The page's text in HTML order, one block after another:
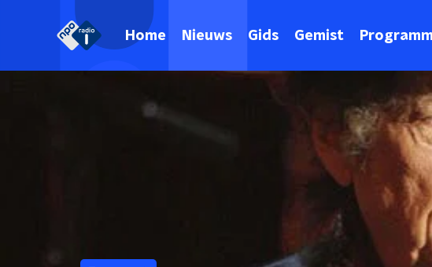
Home Nieuws Gids Gemist